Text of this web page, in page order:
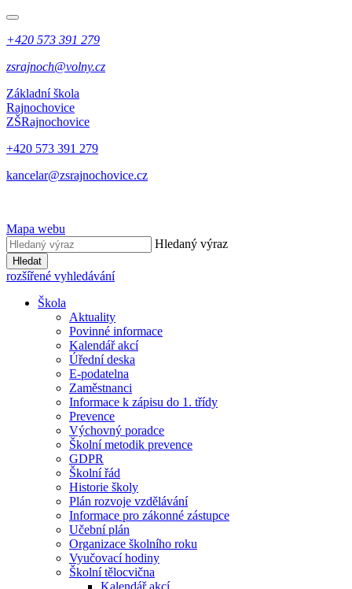
+420 573 391 279
zsrajnoch@volny.cz
Základní škola
Rajnochovice
ZŠRajnochovice
+420 573 391 279
kancelar@zsrajnochovice.cz
Mapa webu
Hledaný výraz
Hledat
rozšířené vyhledávání
Škola
Aktuality
Povinné informace
Kalendář akcí
Úřední deska
E-podatelna
Zaměstnanci
Informace k zápisu do 1. třídy
Prevence
Výchovný poradce
Školní metodik prevence
GDPR
Školní řád
Historie školy
Plán rozvoje vzdělávání
Informace pro zákonné zástupce
Učební plán
Organizace školního roku
Vyučovací hodiny
Školní tělocvična
Kalendář akcí